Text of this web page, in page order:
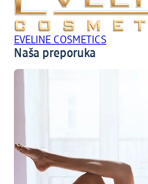
EVELINE COSMETICS
Naša preporuka